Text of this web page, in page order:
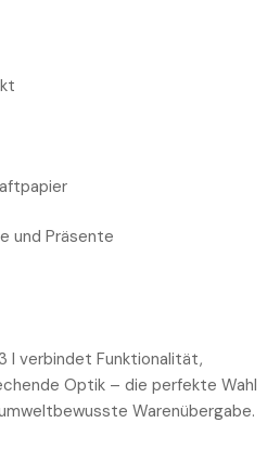
und Präsente
l verbindet Funktionalität,
Optik – die perfekte Wahl
Warenübergabe.